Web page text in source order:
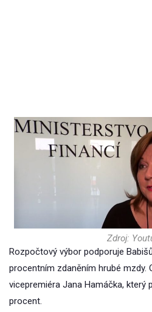
Zdroj:
Rozpočtový výbor podporuje
procentním zdaněním hrubé mzdy.
vicepremiéra Jana Hamáčka, který
procent.